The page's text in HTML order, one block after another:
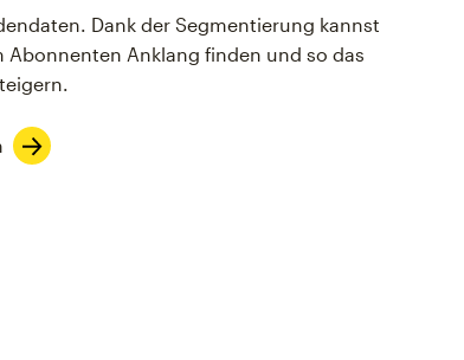
Dank der Segmentierung kannst
Anklang finden und so das